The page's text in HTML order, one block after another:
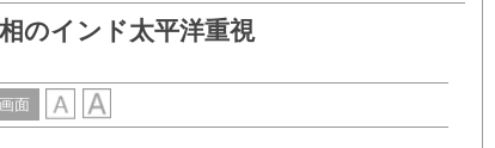
のインド太平洋重視
面